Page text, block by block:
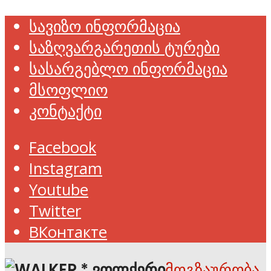
სავიზო ინფორმაცია
საზღვარგარეთის ტურები
სასარგებლო ინფორმაცია
მსოფლიო
კონტაქტი
Facebook
Instagram
Youtube
Twitter
ВКонтакте